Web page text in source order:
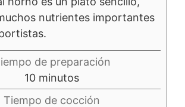
nutrientes importantes
de preparación
10minutos
minutos
Tiempo de cocción